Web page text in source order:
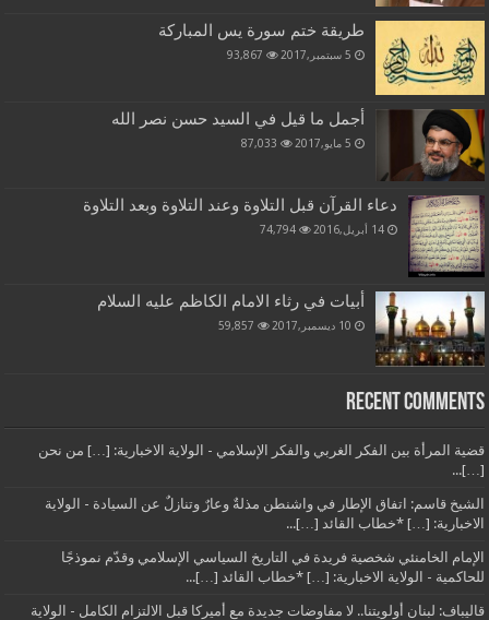
طريقة ختم سورة يس المباركة
5 سبتمبر,2017 93,867
أجمل ما قيل في السيد حسن نصر الله
5 مايو,2017 87,033
دعاء القرآن قبل التلاوة وعند التلاوة وبعد التلاوة
14 أبريل,2016 74,794
أبيات في رثاء الامام الكاظم عليه السلام
10 ديسمبر,2017 59,857
Recent Comments
قضية المرأة بين الفكر الغربي والفكر الإسلامي - الولاية الاخبارية: […] من نحن
[…]...
الشيخ قاسم: اتفاق الإطار في واشنطن مذلةٌ وعارٌ وتنازلٌ عن السيادة - الولاية
الاخبارية: […] *خطاب القائد […]...
الإمام الخامنئي شخصية فريدة في التاريخ السياسي الإسلامي وقدّم نموذجًا
للحاكمية - الولاية الاخبارية: […] *خطاب القائد […]...
قاليباف: لبنان أولويتنا.. لا مفاوضات جديدة مع أميركا قبل الالتزام الكامل - الولاية